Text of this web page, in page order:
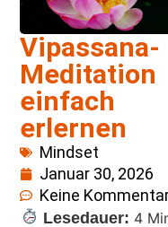
Vipassana-
Meditation
einfach
erlernen
Mindset
Januar 30, 2026
Keine
Lesedauer: 4